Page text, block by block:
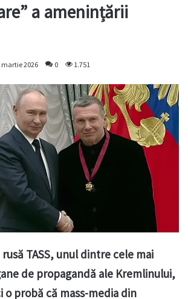
a amenințării
martie 2026 0 1.751
TASS, unul dintre cele mai
de propagandă ale Kremlinului,
o probă că mass-media din